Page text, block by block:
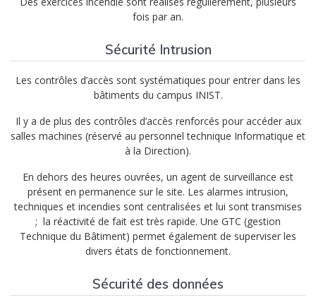
fois par an.
Sécurité Intrusion
Les contrôles d’accès sont systématiques pour entrer dans les
bâtiments du campus INIST.
Il y a de plus des contrôles d’accès renforcés pour accéder aux
salles machines (réservé au personnel technique Informatique et
à la Direction).
En dehors des heures ouvrées, un agent de surveillance est
présent en permanence sur le site. Les alarmes intrusion,
techniques et incendies sont centralisées et lui sont transmises
; la réactivité de fait est très rapide. Une GTC (gestion
Technique du Bâtiment) permet également de superviser les
divers états de fonctionnement.
Sécurité des données